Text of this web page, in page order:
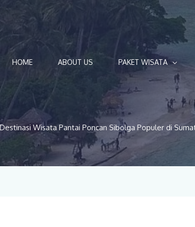
HOME ABOUT US PAKET WISATA
Wisata Pantai Poncan Sibolga Populer di